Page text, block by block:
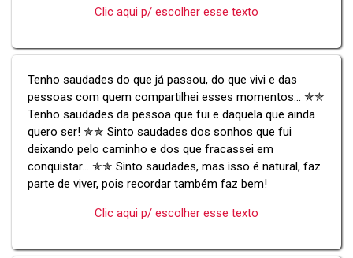
Clic aqui p/ escolher esse texto
Tenho saudades do que já passou, do que vivi e das
pessoas com quem compartilhei esses momentos... ✯✯
Tenho saudades da pessoa que fui e daquela que ainda
quero ser! ✯✯ Sinto saudades dos sonhos que fui
deixando pelo caminho e dos que fracassei em
conquistar... ✯✯ Sinto saudades, mas isso é natural, faz
parte de viver, pois recordar também faz bem!
Clic aqui p/ escolher esse texto